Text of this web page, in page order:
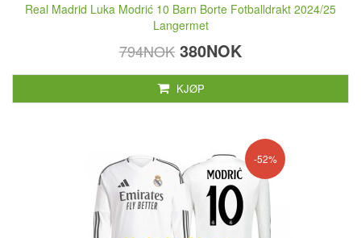
Real Madrid Luka Modrić 10 Barn Borte Fotballdrakt 2024/25
Langermet
794NOK 380NOK
KJØP
-52%